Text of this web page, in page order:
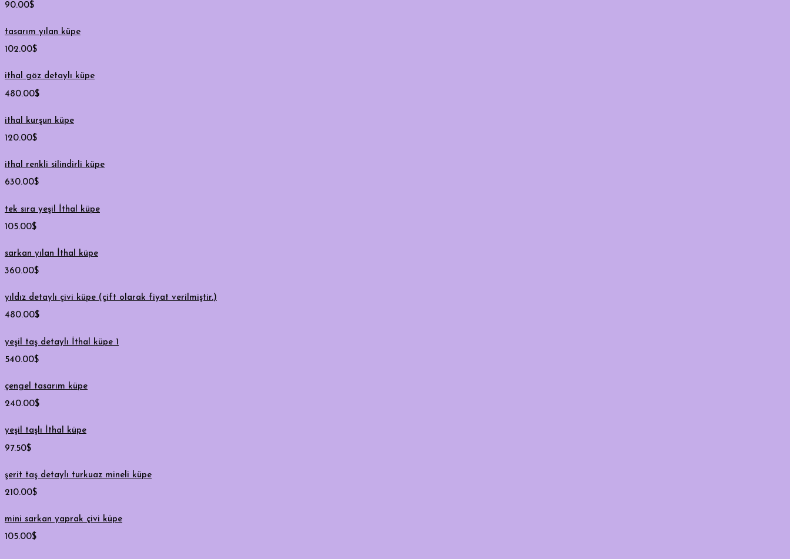
90.00$
tasarım yılan küpe
102.00$
ithal göz detaylı küpe
480.00$
ithal kurşun küpe
120.00$
ithal renkli silindirli küpe
630.00$
tek sıra yeşil İthal küpe
105.00$
sarkan yılan İthal küpe
360.00$
yıldız detaylı çivi küpe (çift olarak fiyat verilmiştir.)
480.00$
yeşil taş detaylı İthal küpe 1
540.00$
çengel tasarım küpe
240.00$
yeşil taşlı İthal küpe
97.50$
şerit taş detaylı turkuaz mineli küpe
210.00$
mini sarkan yaprak çivi küpe
105.00$